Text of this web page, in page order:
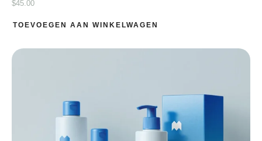
$45.00
TOEVOEGEN AAN WINKELWAGEN